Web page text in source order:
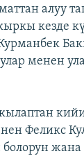
алуу
кезде
менен
Феликс